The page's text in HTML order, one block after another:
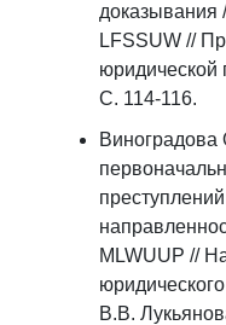
доказывания
LFSSUW //
юридической
С. 114-116.
MLWUUP //
В.В.